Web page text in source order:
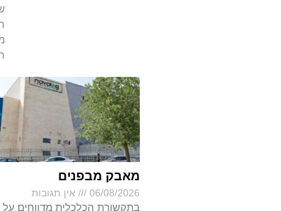
מאבק מבפנים
06/08/2026 אין תגובות
בתקשורת הכלכלית מדווחים על